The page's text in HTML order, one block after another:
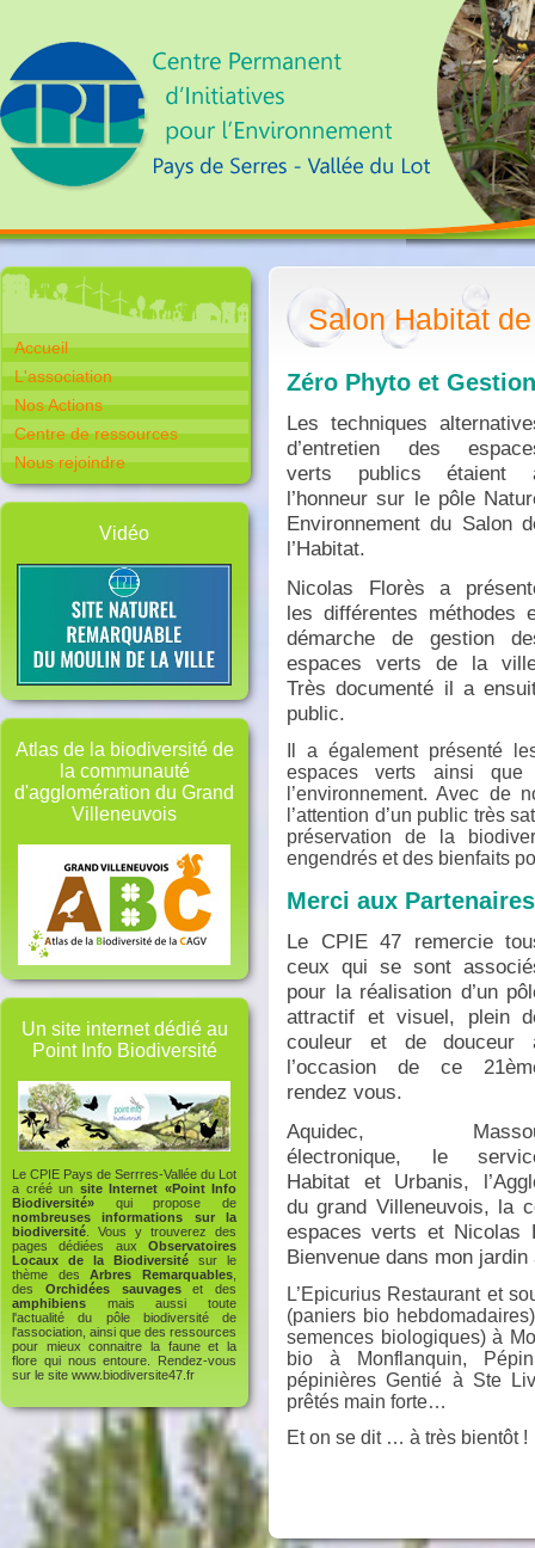
Accueil
L'association
Nos Actions
Centre de ressources
Nous rejoindre
Vidéo
Atlas de la biodiversité de
la communauté
d'agglomération du Grand
Villeneuvois
Un site internet dédié au
Point Info Biodiversité
Le CPIE Pays de Serrres-Vallée du Lot
a créé un site Internet «Point Info
Biodiversité» qui propose de
nombreuses informations sur la
biodiversité . Vous y trouverez des
pages dédiées aux Observatoires
Locaux de la Biodiversité sur le
thème desArbres Remarquables
des Orchidées sauvageset des
amphibiens mais aussi toute
l'actualité du pôle biodiversité de
l'association, ainsi que des ressources
pour mieux connaitre la faune et la
flore qui nous entoure. Rendez-vous
sur le site www.biodiversite47.fr
Salon Habitat
Zéro Phyto et
Les techniques
d’entretien des
verts publics étaient
l’honneur sur le pôle
Environnement du Salon
l’Habitat.
Nicolas Florès a
les différentes méthodes
démarche de gestion
espaces verts de la
Très documenté il a
public.
Il a également présenté
espaces verts ainsi
l’environnement. Avec
l’attention d’un public très
préservation de la
engendrés et des bienfaits
Merci aux
Le CPIE 47 remercie
ceux qui se sont
pour la réalisation d’un
attractif et visuel, plein
couleur et de douceur
l’occasion de ce
rendez vous.
Aquidec,
électronique, le
Habitat et Urbanis,
du grand Villeneuvois, la
espaces verts et Nicolas
Bienvenue dans mon
L’Epicurius Restaurant et
(paniers bio
semences biologiques) à
bio à Monflanquin,
pépinières Gentié à Ste
prêtés main forte…
Et on se dit … à très bientôt !